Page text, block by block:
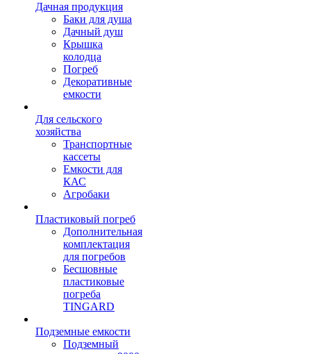
Дачная продукция
Баки для душа
Дачный душ
Крышка
колодца
Погреб
Декоративные
емкости
Для сельского
хозяйства
Транспортные
кассеты
Емкости для
КАС
Агробаки
Пластиковый погреб
Дополнительная
комплектация
для погребов
Бесшовные
пластиковые
погреба
TINGARD
Подземные емкости
Подземный